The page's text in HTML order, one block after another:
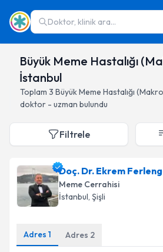
Doktor, klinik ara...
Büyük Meme Hastalığı
İstanbul
Toplam 3 Büyük Meme Hastalığı
doktor - uzman bulundu
Filtrele
Doç. Dr. Ekrem
Meme Cerrahisi
İstanbul, Şişli
Adres 1 Adres 2